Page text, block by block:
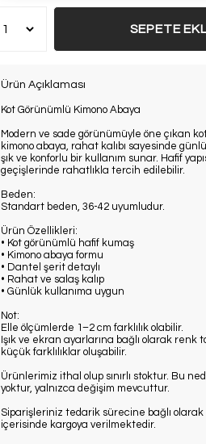
SEPETE
Ürün Açıklaması
Kot Görünümlü Kimono Abaya
Modern ve sade görünümüyle öne çıkan
kimono abaya, rahat kalıbı sayesinde
şık ve konforlu bir kullanım sunar. Hafif
geçişlerinde rahatlıkla tercih edilebilir.
Beden:
Standart beden, 36-42 uyumludur.
Ürün Özellikleri:
• Kot görünümlü hafif kumaş
• Kimono abaya formu
• Dantel şerit detaylı
• Rahat ve salaş kalıp
• Günlük kullanıma uygun
Not:
Elle ölçümlerde 1–2 cm farklılık olabilir.
Işık ve ekran ayarlarına bağlı olarak renk
küçük farklılıklar oluşabilir.
Ürünlerimiz ithal olup sınırlı stoktur. Bu
yoktur, yalnızca değişim mevcuttur.
Siparişleriniz tedarik sürecine bağlı olarak
içerisinde kargoya verilmektedir.